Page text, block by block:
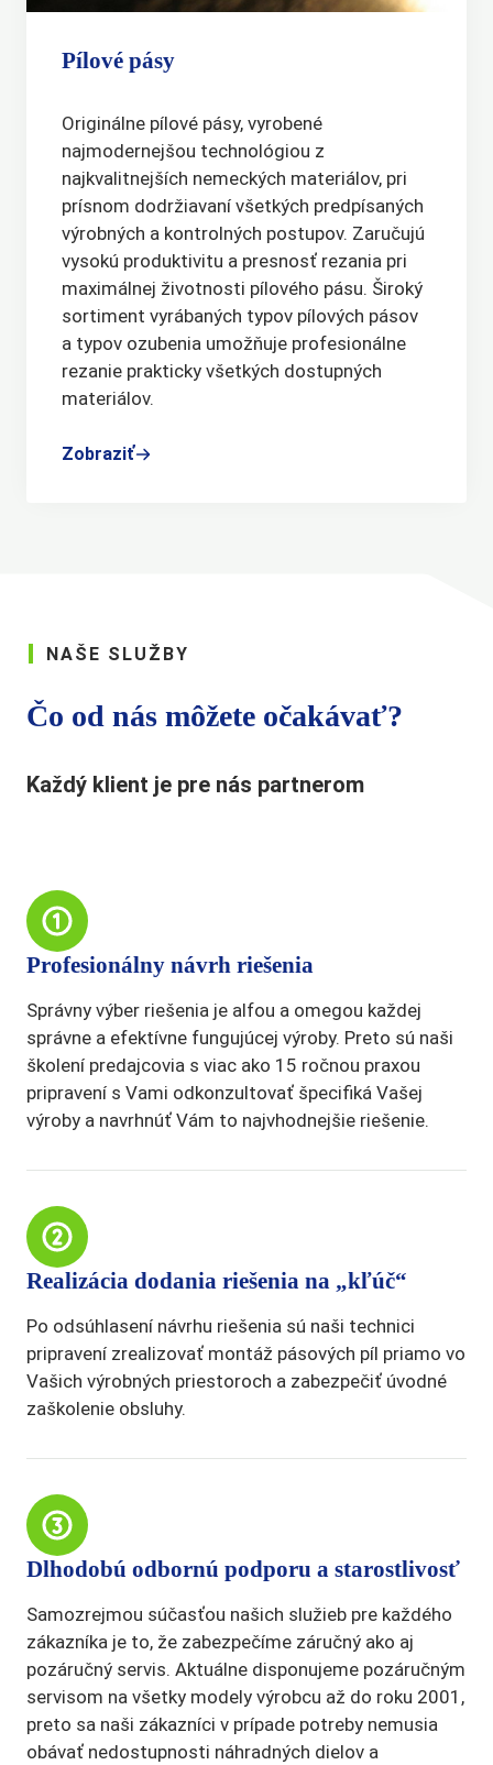
Pílové pásy
Originálne pílové pásy, vyrobené
najmodernejšou technológiou z
najkvalitnejších nemeckých materiálov, pri
prísnom dodržiavaní všetkých predpísaných
výrobných a kontrolných postupov. Zaručujú
vysokú produktivitu a presnosť rezania pri
maximálnej životnosti pílového pásu. Široký
sortiment vyrábaných typov pílových pásov
a typov ozubenia umožňuje profesionálne
rezanie prakticky všetkých dostupných
materiálov.
Zobraziť
NAŠE SLUŽBY
Čo od nás môžete očakávať?
Každý klient je pre nás partnerom
Profesionálny návrh riešenia
Správny výber riešenia je alfou a omegou každej
správne a efektívne fungujúcej výroby. Preto sú naši
školení predajcovia s viac ako 15 ročnou praxou
pripravení s Vami odkonzultovať špecifiká Vašej
výroby a navrhnúť Vám to najvhodnejšie riešenie.
Realizácia dodania riešenia na „kľúč“
Po odsúhlasení návrhu riešenia sú naši technici
pripravení zrealizovať montáž pásových píl priamo vo
Vašich výrobných priestoroch a zabezpečiť úvodné
zaškolenie obsluhy.
Dlhodobú odbornú podporu a starostlivosť
Samozrejmou súčasťou našich služieb pre každého
zákazníka je to, že zabezpečíme záručný ako aj
pozáručný servis. Aktuálne disponujeme pozáručným
servisom na všetky modely výrobcu až do roku 2001,
preto sa naši zákazníci v prípade potreby nemusia
obávať nedostupnosti náhradných dielov a